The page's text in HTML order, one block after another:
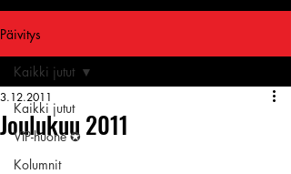
Päivitys
Kaikki jutut
VIP-huone ✪
Kolumnit
Kaikki jutut
Joulukuu 2011
3.12.2011